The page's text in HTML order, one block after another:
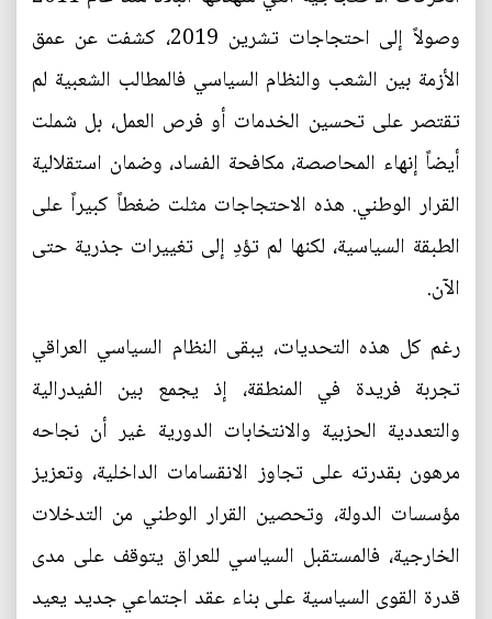
وصولاً إلى احتجاجات تشرين 2019، كشفت عن عمق
الأزمة بين الشعب والنظام السياسي فالمطالب الشعبية لم
تقتصر على تحسين الخدمات أو فرص العمل، بل شملت
أيضاً إنهاء المحاصصة، مكافحة الفساد، وضمان استقلالية
القرار الوطني. هذه الاحتجاجات مثلت ضغطاً كبيراً على
الطبقة السياسية، لكنها لم تؤدِ إلى تغييرات جذرية حتى
الآن.
رغم كل هذه التحديات، يبقى النظام السياسي العراقي
تجربة فريدة في المنطقة، إذ يجمع بين الفيدرالية
والتعددية الحزبية والانتخابات الدورية غير أن نجاحه
مرهون بقدرته على تجاوز الانقسامات الداخلية، وتعزيز
مؤسسات الدولة، وتحصين القرار الوطني من التدخلات
الخارجية، فالمستقبل السياسي للعراق يتوقف على مدى
قدرة القوى السياسية على بناء عقد اجتماعي جديد يعيد